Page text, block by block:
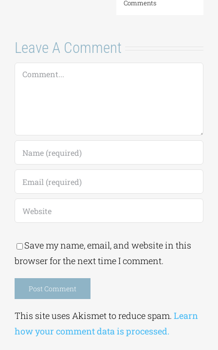
17 Ιουλίου, 2026
Leave A Comment
Comment
Save my name, email, and website in this
Alternative:
This site uses Akismet to reduce spam.